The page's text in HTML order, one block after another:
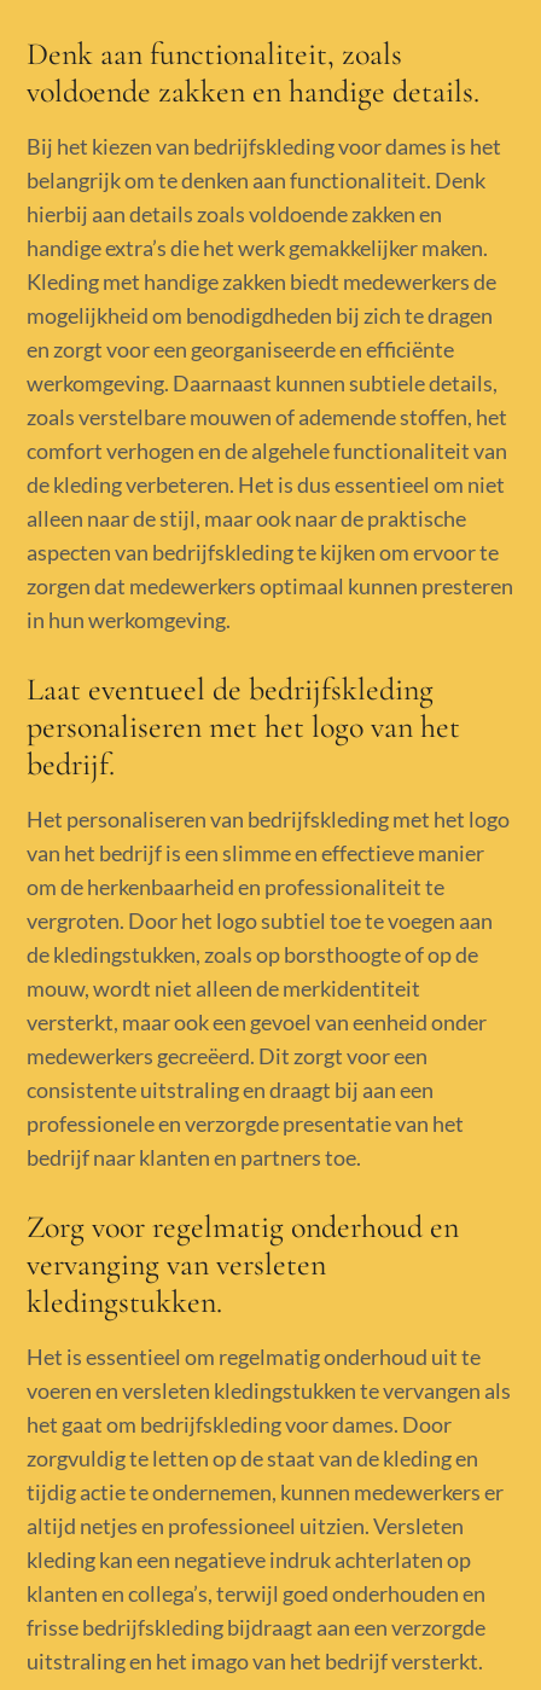
Denk aan functionaliteit, zoals
voldoende zakken en handige details.
Bij het kiezen van bedrijfskleding voor dames is het
belangrijk om te denken aan functionaliteit. Denk
hierbij aan details zoals voldoende zakken en
handige extra’s die het werk gemakkelijker maken.
Kleding met handige zakken biedt medewerkers de
mogelijkheid om benodigdheden bij zich te dragen
en zorgt voor een georganiseerde en efficiënte
werkomgeving. Daarnaast kunnen subtiele details,
zoals verstelbare mouwen of ademende stoffen, het
comfort verhogen en de algehele functionaliteit van
de kleding verbeteren. Het is dus essentieel om niet
alleen naar de stijl, maar ook naar de praktische
aspecten van bedrijfskleding te kijken om ervoor te
zorgen dat medewerkers optimaal kunnen presteren
in hun werkomgeving.
Laat eventueel de bedrijfskleding
personaliseren met het logo van het
bedrijf.
Het personaliseren van bedrijfskleding met het logo
van het bedrijf is een slimme en effectieve manier
om de herkenbaarheid en professionaliteit te
vergroten. Door het logo subtiel toe te voegen aan
de kledingstukken, zoals op borsthoogte of op de
mouw, wordt niet alleen de merkidentiteit
versterkt, maar ook een gevoel van eenheid onder
medewerkers gecreëerd. Dit zorgt voor een
consistente uitstraling en draagt bij aan een
professionele en verzorgde presentatie van het
bedrijf naar klanten en partners toe.
Zorg voor regelmatig onderhoud en
vervanging van versleten
kledingstukken.
Het is essentieel om regelmatig onderhoud uit te
voeren en versleten kledingstukken te vervangen als
het gaat om bedrijfskleding voor dames. Door
zorgvuldig te letten op de staat van de kleding en
tijdig actie te ondernemen, kunnen medewerkers er
altijd netjes en professioneel uitzien. Versleten
kleding kan een negatieve indruk achterlaten op
klanten en collega’s, terwijl goed onderhouden en
frisse bedrijfskleding bijdraagt aan een verzorgde
uitstraling en het imago van het bedrijf versterkt.